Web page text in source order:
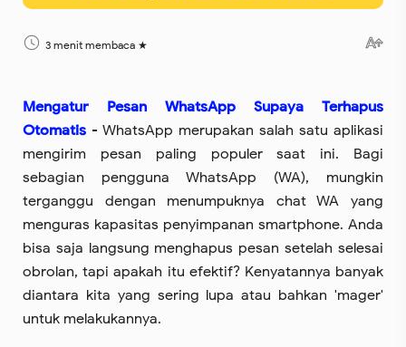
3 menit membaca
Mengatur Pesan WhatsApp Supaya Terhapus
Otomatis - WhatsApp merupakan salah satu aplikasi
mengirim pesan paling populer saat ini. Bagi
sebagian pengguna WhatsApp (WA), mungkin
terganggu dengan menumpuknya chat WA yang
menguras kapasitas penyimpanan smartphone. Anda
bisa saja langsung menghapus pesan setelah selesai
obrolan, tapi apakah itu efektif? Kenyatannya banyak
diantara kita yang sering lupa atau bahkan 'mager'
untuk melakukannya.